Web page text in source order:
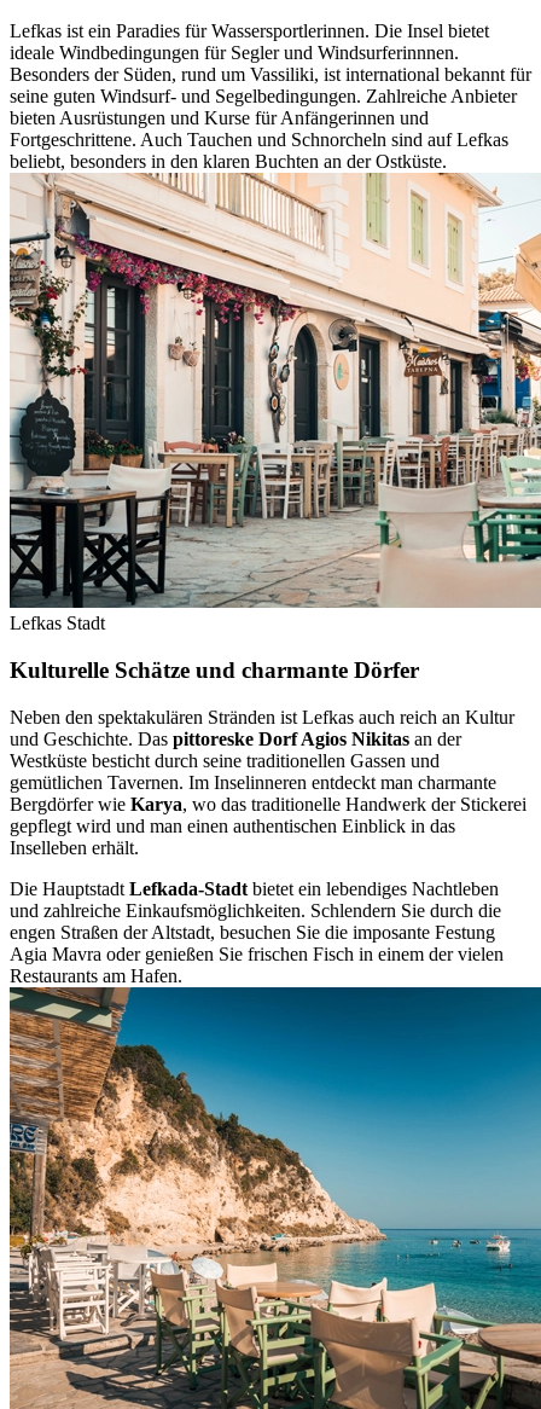
Lefkas ist ein Paradies für Wassersportlerinnen. Die Insel bietet
ideale Windbedingungen für Segler und Windsurferinnnen.
Besonders der Süden, rund um Vassiliki, ist international bekannt für
seine guten Windsurf- und Segelbedingungen. Zahlreiche Anbieter
bieten Ausrüstungen und Kurse für Anfängerinnen und
Fortgeschrittene. Auch Tauchen und Schnorcheln sind auf Lefkas
beliebt, besonders in den klaren Buchten an der Ostküste.
Lefkas Stadt
Kulturelle Schätze und charmante Dörfer
Neben den spektakulären Stränden ist Lefkas auch reich an Kultur
und Geschichte. Das pittoreske Dorf Agios Nikitas an der
Westküste besticht durch seine traditionellen Gassen und
gemütlichen Tavernen. Im Inselinneren entdeckt man charmante
Bergdörfer wie Karya, wo das traditionelle Handwerk der Stickerei
gepflegt wird und man einen authentischen Einblick in das
Inselleben erhält.
Die Hauptstadt Lefkada-Stadt bietet ein lebendiges Nachtleben
und zahlreiche Einkaufsmöglichkeiten. Schlendern Sie durch die
engen Straßen der Altstadt, besuchen Sie die imposante Festung
Agia Mavra oder genießen Sie frischen Fisch in einem der vielen
Restaurants am Hafen.